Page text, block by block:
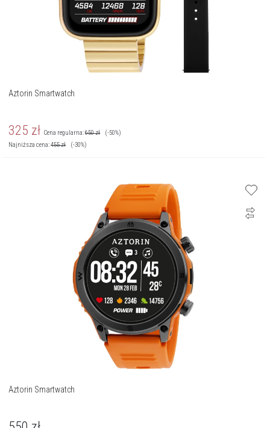
Aztorin Smartwatch
325 zł Cena regularna:650zł
(-50%)
Najniższa cena:455zł (-30%)
Aztorin Smartwatch